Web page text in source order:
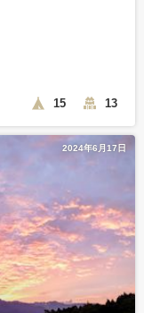
15 13
2024年6月17日